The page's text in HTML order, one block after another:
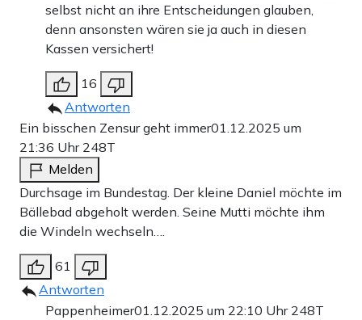
selbst nicht an ihre Entscheidungen glauben,
denn ansonsten wären sie ja auch in diesen
Kassen versichert!
16
Antworten
Ein bisschen Zensur geht immer01.12.2025 um
21:36 Uhr 248T
Melden
Durchsage im Bundestag. Der kleine Daniel möchte im
Bällebad abgeholt werden. Seine Mutti möchte ihm
die Windeln wechseln….
61
Antworten
Pappenheimer01.12.2025 um 22:10 Uhr 248T